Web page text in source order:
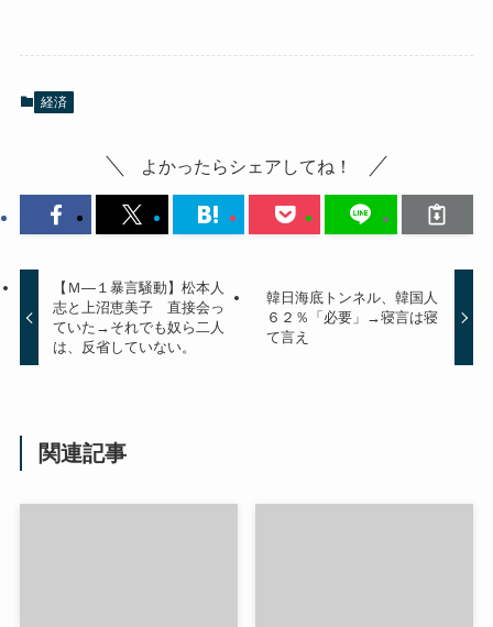
経済
よかったらシェアしてね！
【Ｍ―１暴言騒動】松本人
志と上沼恵美子 直接会っ
ていた→それでも奴ら二人
は、反省していない。
韓日海底トンネル、韓国人
６２％「必要」→寝言は寝
て言え
関連記事